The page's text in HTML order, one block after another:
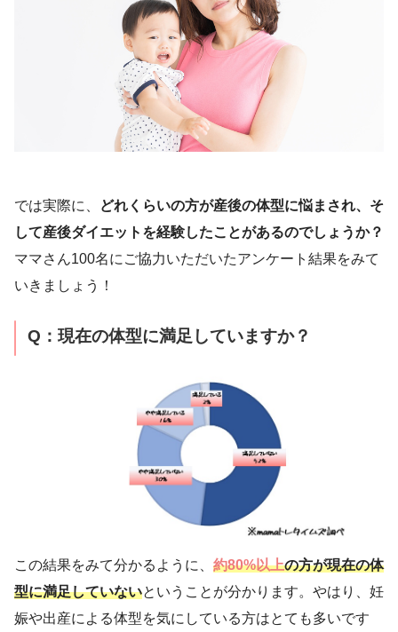
では実際に、
どれくらいの方が産後の体型に悩まされ、そ
して産後ダイエットを経験したことがあるのでしょうか？
ママさん100名にご協力いただいたアンケート結果をみて
いきましょう！
Q：現在の体型に満足していますか？
この結果をみて分かるように、 約80%以上の方が現在の体
型に満足していないということが分かります。やはり、妊
娠や出産による体型を気にしている方はとても多いです